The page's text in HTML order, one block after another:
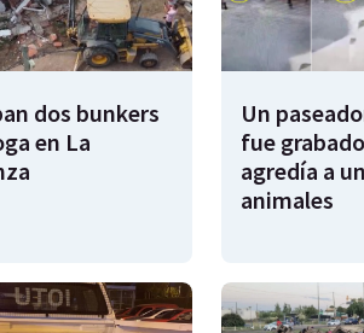
dos bunkers
en La
Un
fue
agredía a
animales